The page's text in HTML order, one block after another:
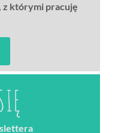
z którymi pracuję